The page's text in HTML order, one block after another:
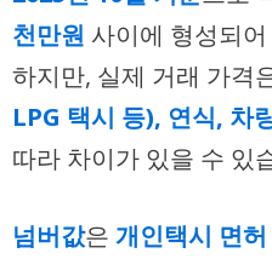
천만원 사이에 형성되
하지만, 실제 거래 가격
LPG 택시 등), 연식, 차
따라 차이가 있을 수 있
넘버값은 개인택시 면